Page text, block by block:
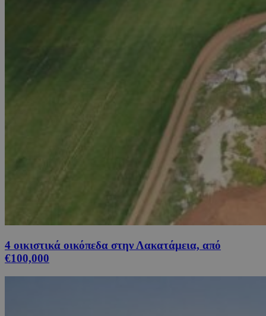
4 οικιστικά οικόπεδα στην Λακατάμεια, από
€100,000